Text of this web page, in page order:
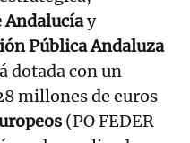
Andalucíay
Pública Andaluza
dotada con un
millones de euros
(PO FEDER